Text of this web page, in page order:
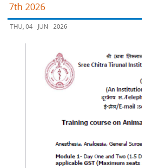
7th 2026
THU, 04 - JUN - 2026